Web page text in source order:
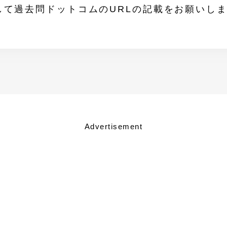
て過去問ドットコムのURLの記載をお願いし
Advertisement